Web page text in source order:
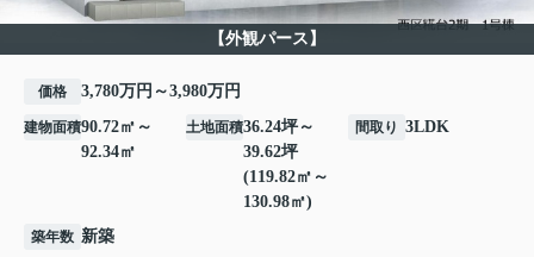
【外観パース】
価格 3,780万円～3,980万円
建物面積90.72㎡～
92.34㎡
土地面積36.24坪～
39.62坪
(119.82㎡～
130.98㎡)
間取り 3LDK
築年数 新築